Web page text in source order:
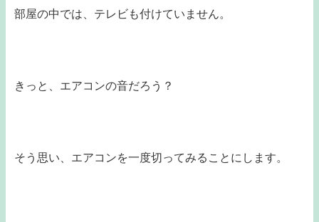
部屋の中では、テレビも付けていません。
きっと、エアコンの音だろう？
そう思い、エアコンを一度切ってみることにします。